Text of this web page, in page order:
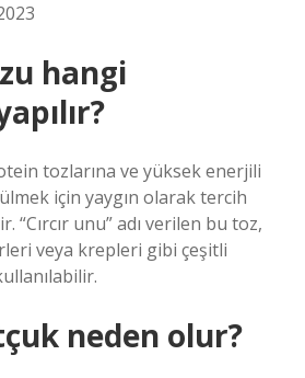
hangi
tozlarına ve yüksek enerjili
için yaygın olarak tercih
“Cırcır unu” adı verilen bu toz,
veya krepleri gibi çeşitli
neden olur?